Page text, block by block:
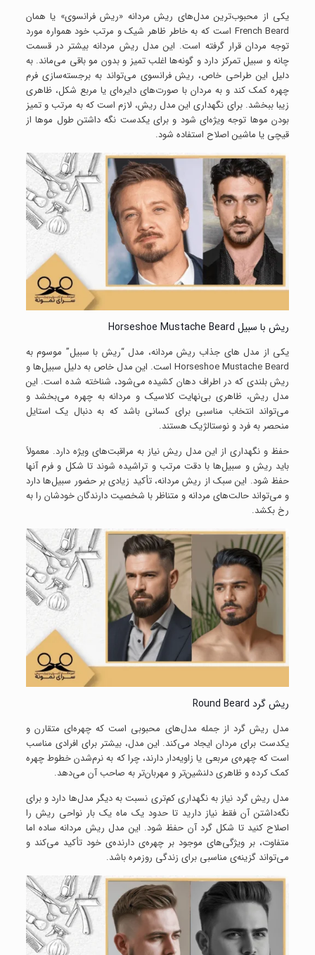
یکی از محبوب‌ترین مدل‌های ریش مردانه «ریش فرانسوی» یا همان
French Beard است که به خاطر ظاهر شیک و مرتب خود همواره مورد
توجه مردان قرار گرفته است. این مدل ریش مردانه بیشتر در قسمت
چانه و سبیل تمرکز دارد و گونه‌ها اغلب تمیز و بدون مو باقی می‌ماند. به
دلیل این طراحی خاص، ریش فرانسوی می‌تواند به برجسته‌سازی فرم
چهره کمک کند و به مردان با صورت‌های دایره‌ای یا مربع شکل، ظاهری
زیبا ببخشد. برای نگهداری این مدل ریش، لازم است که به مرتب و تمیز
بودن موها توجه ویژه‌ای شود و برای یکدست نگه داشتن طول موها از
قیچی یا ماشین اصلاح استفاده شود.
ریش با سبیل Horseshoe Mustache Beard
یکی از مدل‌ های جذاب ریش مردانه، مدل “ریش با سبیل” موسوم به
Horseshoe Mustache Beard است. این مدل خاص به دلیل سبیل‌ها و
ریش بلندی که در اطراف دهان کشیده می‌شود، شناخته شده است. این
مدل ریش، ظاهری بی‌نهایت کلاسیک و مردانه به چهره می‌بخشد و
می‌تواند انتخاب مناسبی برای کسانی باشد که به دنبال یک استایل
منحصر به فرد و نوستالژیک هستند.
حفظ و نگهداری از این مدل ریش نیاز به مراقبت‌های ویژه دارد. معمولاً
باید ریش و سبیل‌ها با دقت مرتب و تراشیده شوند تا شکل و فرم آنها
حفظ شود. این سبک از ریش مردانه، تأکید زیادی بر حضور سبیل‌ها دارد
و می‌تواند حالت‌های مردانه و متناظر با شخصیت دارندگان خودشان را به
رخ بکشد.
ریش گرد Round Beard
مدل ریش گرد از جمله مدل‌های محبوبی است که چهره‌ای متقارن و
یکدست برای مردان ایجاد می‌کند. این مدل، بیشتر برای افرادی مناسب
است که چهره‌ی مربعی یا زاویه‌دار دارند، چرا که به نرم‌شدن خطوط چهره
کمک کرده و ظاهری دلنشین‌تر و مهربان‌تر به صاحب آن می‌دهد.
مدل ریش گرد نیاز به نگهداری کم‌تری نسبت به دیگر مدل‌ها دارد و برای
نگه‌داشتن آن فقط نیاز دارید تا حدود یک ماه یک بار نواحی ریش را
اصلاح کنید تا شکل گرد آن حفظ شود. این مدل ریش مردانه ساده اما
متفاوت، بر ویژگی‌های موجود بر چهره‌ی دارنده‌ی خود تأکید می‌کند و
می‌تواند گزینه‌ی مناسبی برای زندگی روزمره باشد.